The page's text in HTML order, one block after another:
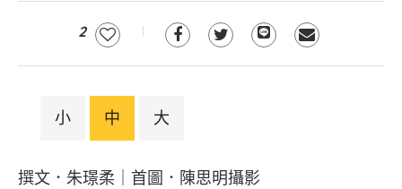
2
小 中 大
撰文．朱璟柔｜首圖．陳思明攝影